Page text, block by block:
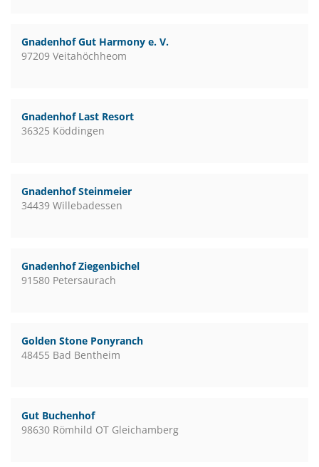
Gnadenhof Gut Harmony e. V.
97209 Veitahöchheom
Gnadenhof Last Resort
36325 Köddingen
Gnadenhof Steinmeier
34439 Willebadessen
Gnadenhof Ziegenbichel
91580 Petersaurach
Golden Stone Ponyranch
48455 Bad Bentheim
Gut Buchenhof
98630 Römhild OT Gleichamberg